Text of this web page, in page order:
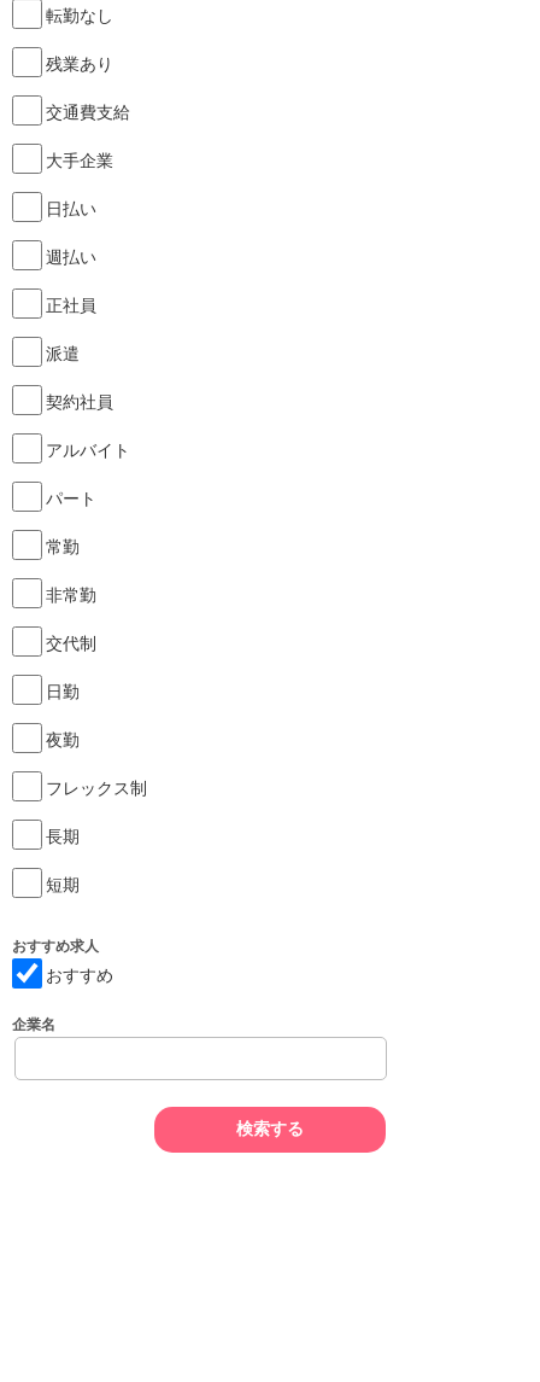
転勤なし
残業あり
交通費支給
大手企業
日払い
週払い
正社員
派遣
契約社員
アルバイト
パート
常勤
非常勤
交代制
日勤
夜勤
フレックス制
長期
短期
おすすめ求人
おすすめ
企業名